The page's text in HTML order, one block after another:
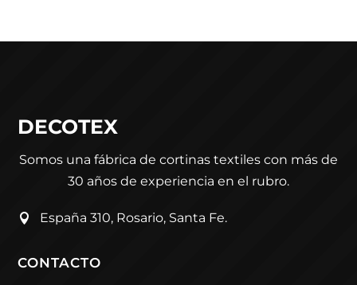
DECOTEX
Somos una fábrica de cortinas textiles con más de
30 años de experiencia en el rubro.
 España 310, Rosario, Santa Fe.
CONTACTO